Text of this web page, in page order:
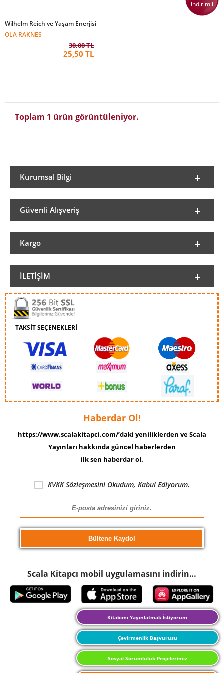
indirimli
Wilhelm Reich ve Yaşam Enerjisi
OLA RAKNES
30,00 TL
25,50 TL
Toplam 1 ürün görüntüleniyor.
Kurumsal Bilgi
Güvenli Alışveriş
Kargo
İLETIŞIM
TAKSİT SEÇENEKLERİ
Haberdar Ol!
https://www.scalakitapci.com/’daki yeniliklerden ve Scala
Yayınları hakkında güncel haberlerden
ilk sen haberdar ol.
KVKK SözleşmesiniOkudum, Kabul Ediyorum.
Scala Kitapcı mobil uygulamasını indirin…
Kitabımı Yayınlatmak İstiyorum
Çevirmenlik Başvurusu
Sosyal Sorumluluk Projelerimiz